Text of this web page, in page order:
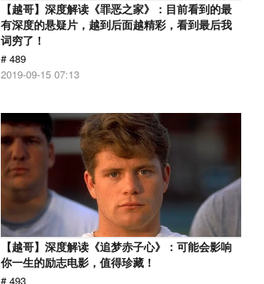
【越哥】深度解读《罪恶之家》：目前看到的最
有深度的悬疑片，越到后面越精彩，看到最后我
词穷了！
# 489
2019-09-15 07:13
【越哥】深度解读《追梦赤子心》：可能会影响
你一生的励志电影，值得珍藏！
# 493